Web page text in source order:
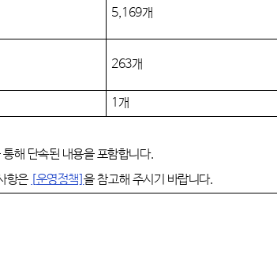
5,169개
263개
1개
해 단속된 내용을 포함합니다.
항은 운영정책]을 참고해 주시기 바랍니다.